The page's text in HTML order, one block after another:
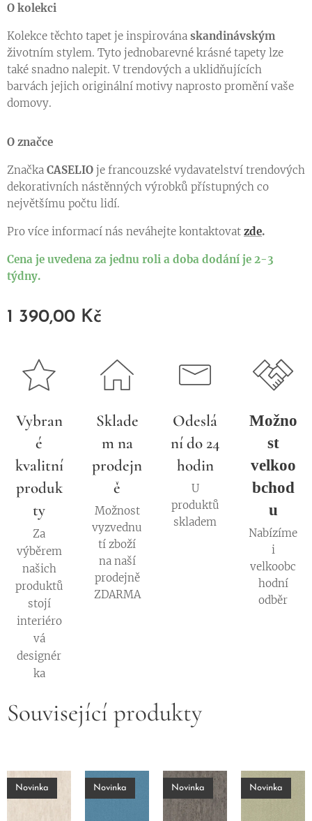
O kolekci
Kolekce těchto tapet je inspirována skandinávským
životním stylem. Tyto jednobarevné krásné tapety lze
také snadno nalepit. V trendových a uklidňujících
barvách jejich originální motivy naprosto promění vaše
domovy.
O značce
Značka CASELIO je francouzské vydavatelství trendových
dekorativních nástěnných výrobků přístupných co
největšímu počtu lidí.
Pro více informací nás neváhejte kontaktovat zde.
Cena je uvedena za jednu roli a doba dodání je 2-3
týdny.
1 390,00 Kč
Vybran
é
kvalitní
produk
ty
Za
výběrem
našich
produktů
stojí
interiéro
vá
designér
ka
Sklade
m na
prodejn
ě
Možnost
vyzvednu
tí zboží
na naší
prodejně
ZDARMA
Odeslá
ní do 24
hodin
U
produktů
skladem
Možno
st
velkoo
bchod
u
Nabízíme
i
velkoobc
hodní
odběr
Související produkty
Novinka Novinka Novinka Novinka